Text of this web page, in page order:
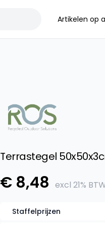
Artikelen op
Terrastegel
Product
€ 8,48 excl 21%
Staffelprijzen